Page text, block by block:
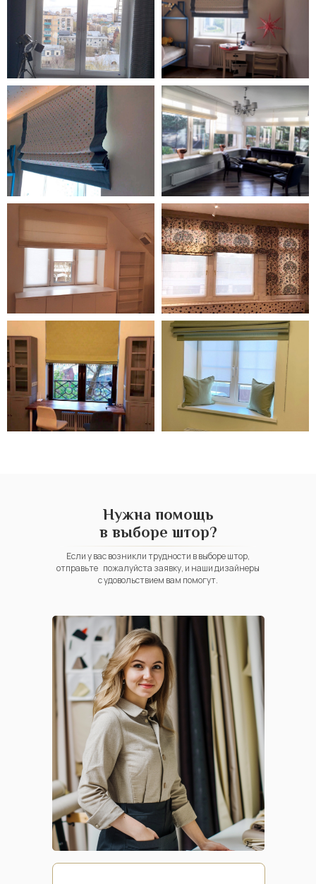
Нужна помощь
в выборе штор?
Если у вас возникли трудности в выборе штор,
отправьте пожалуйста заявку, и наши дизайнеры
с удовольствием вам помогут.